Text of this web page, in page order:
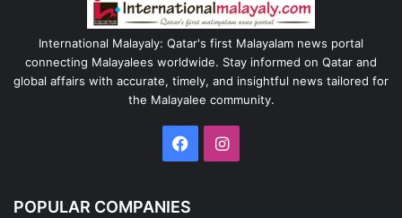
International Malayaly: Qatar's first Malayalam news portal
connecting Malayalees worldwide. Stay informed on Qatar and
global affairs with accurate, timely, and insightful news tailored for
the Malayalee community.
FacebookInstagram
POPULAR COMPANIES